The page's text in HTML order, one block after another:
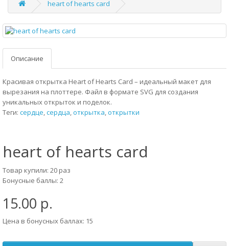
heart of hearts card
Описание
Красивая открытка Heart of Hearts Card – идеальный макет для
вырезания на плоттере. Файл в формате SVG для создания
уникальных открыток и поделок.
Теги: сердце,сердца,открытка,открытки
heart of hearts card
Товар купили: 20 раз
Бонусные баллы: 2
15.00 р.
Цена в бонусных баллах: 15